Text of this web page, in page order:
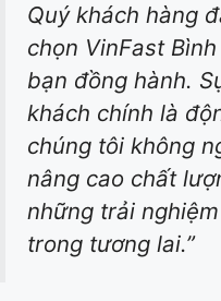
Quý khách hàng
chọn VinFast
bạn đồng hành.
khách chính là
chúng tôi không
nâng cao chất
những trải
trong tương lai.”